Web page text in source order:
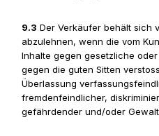
9.3 Der Verkäufer behält sich
abzulehnen, wenn die vom
Inhalte gegen gesetzliche
gegen die guten Sitten
Überlassung
fremdenfeindlicher,
gefährdender und/oder